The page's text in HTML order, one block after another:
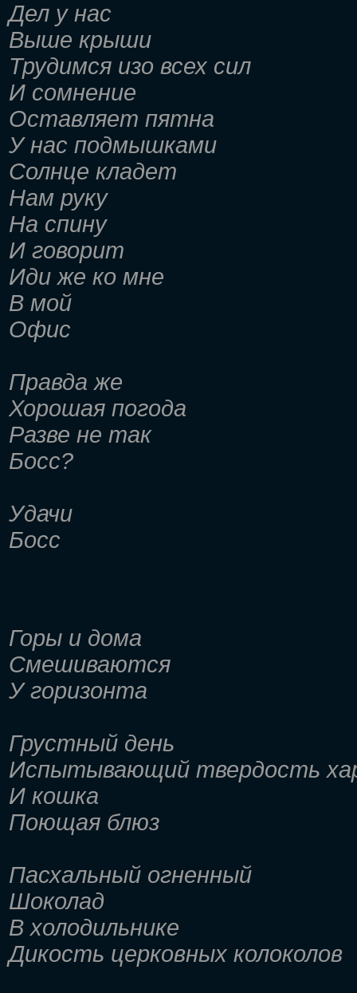
Дел у нас
Выше крыши
Трудимся изо всех сил
И сомнение
Оставляет пятна
У нас подмышками
Солнце кладет
Нам руку
На спину
И говорит
Иди же ко мне
В мой
Офис
Правда же
Хорошая погода
Разве не так
Босс?
Удачи
Босс
Горы и дома
Смешиваются
У горизонта
Грустный день
Испытывающий твердость
И кошка
Поющая блюз
Пасхальный огненный
Шоколад
В холодильнике
Дикость церковных колоколов